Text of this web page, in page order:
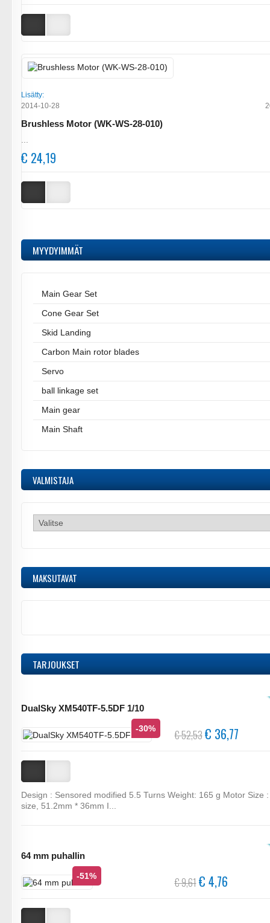
Lisätty:
2014-10-28
Brushless Motor (WK-WS-28-010)
€ 24,19
MYYDYIMMÄT
Main Gear Set
Cone Gear Set
Skid Landing
Carbon Main rotor blades
Servo
ball linkage set
Main gear
Main Shaft
VALMISTAJA
MAKSUTAVAT
TARJOUKSET
DualSky XM540TF-5.5DF 1/10
-30% € 52,53€ 36,77
Design : Sensored modified 5.5 Turns Weight: 165 g Motor Size
size, 51.2mm * 36mm I...
64 mm puhallin
-51% € 9,61€ 4,76